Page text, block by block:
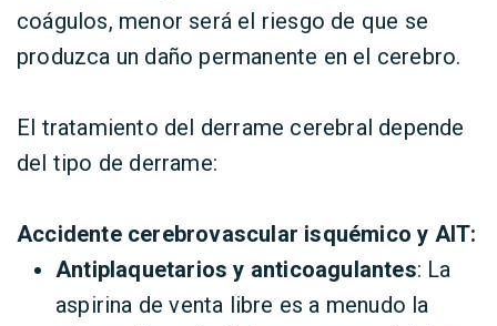
coágulos, menor será el riesgo de que se
produzca un daño permanente en el cerebro.
El tratamiento del derrame cerebral depende
del tipo de derrame:
Accidente cerebrovascular isquémico y AIT:
Antiplaquetarios y anticoagulantes: La
aspirina de venta libre es a menudo la